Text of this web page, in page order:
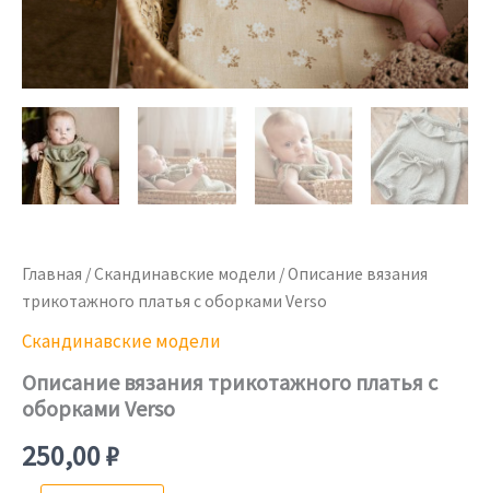
Главная /Скандинавские модели / Описание вязания
трикотажного платья с оборками Verso
Скандинавские модели
Описание вязания трикотажного платья с
оборками Verso
250,00₽